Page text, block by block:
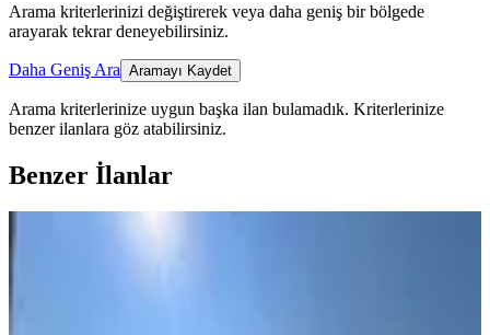
Arama kriterlerinizi değiştirerek veya daha geniş bir bölgede
arayarak tekrar deneyebilirsiniz.
Daha Geniş Ara Aramayı Kaydet
Arama kriterlerinize uygun başka ilan bulamadık. Kriterlerinize
benzer ilanlara göz atabilirsiniz.
Benzer İlanlar
Daire Full Deniz Manzaralı